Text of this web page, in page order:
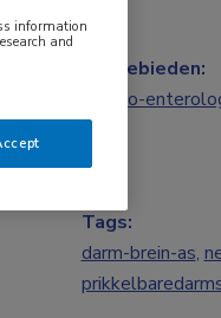
Vakgebieden:
Gastro-
Tags:
darm-brein-as,
information
and